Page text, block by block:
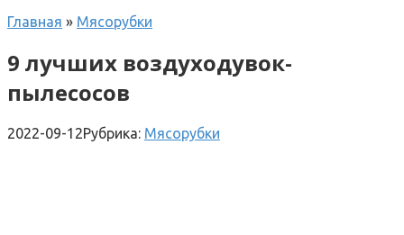
Главная » Мясорубки
9 лучших воздуходувок-
пылесосов
2022-09-12Рубрика: Мясорубки